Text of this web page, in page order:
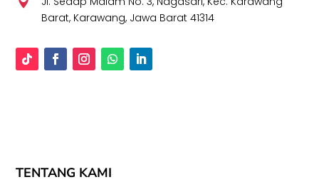
Barat, Karawang, Jawa Barat 41314
TENTANG KAMI